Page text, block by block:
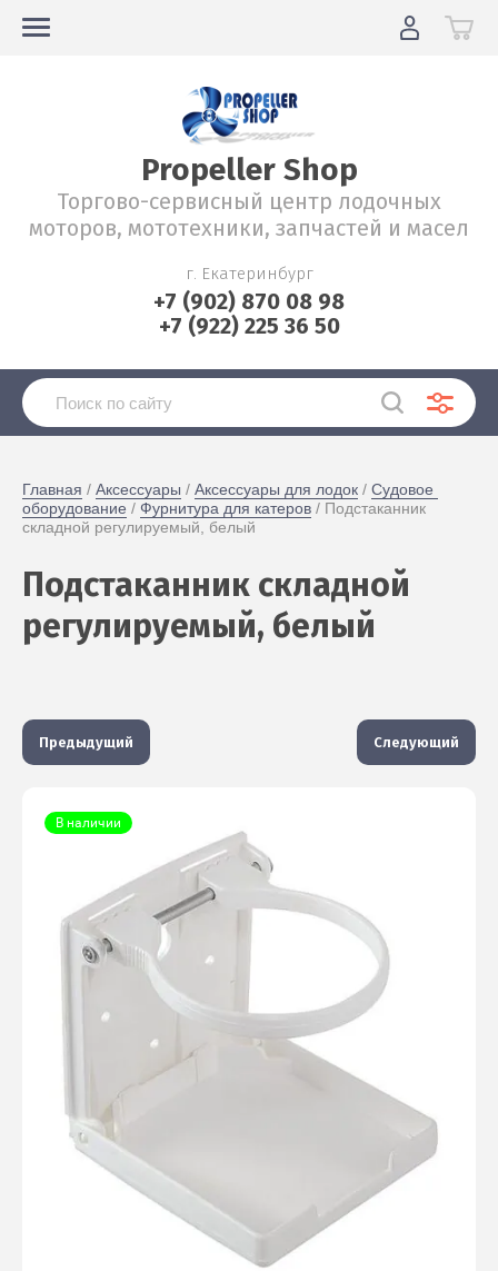
Propeller Shop
Торгово-сервисный центр лодочных
моторов, мототехники, запчастей и масел
г. Екатеринбург
+7 (902) 870 08 98
+7 (922) 225 36 50
Главная / Аксессуары / Аксессуары для лодок / Судовое
оборудование / Фурнитура для катеров / Подстаканник
складной регулируемый, белый
Подстаканник складной
регулируемый, белый
Предыдущий Следующий
В наличии